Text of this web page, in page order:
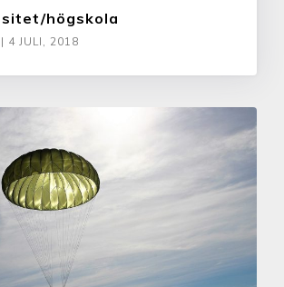
högskola
| 4 JULI, 2018